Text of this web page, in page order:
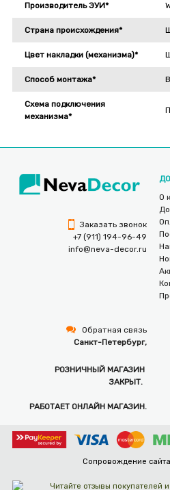
Производитель ЭУИ*
Страна происхождения*
Цвет накладки (механизма)*
Способ монтажа*
Схема подключения
механизма*
Заказать звонок
+7 (911) 194-96-49
info@neva-decor.ru
Обратная связь
Санкт-Петербург,
РОЗНИЧНЫЙ МАГАЗИН
ЗАКРЫТ.
РАБОТАЕТ ОНЛАЙН МАГАЗИН.
О
Сопровождение сайта